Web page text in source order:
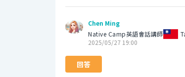
Chen Ming
Native Camp英語會話講師
2025/05/27 19:00
回答